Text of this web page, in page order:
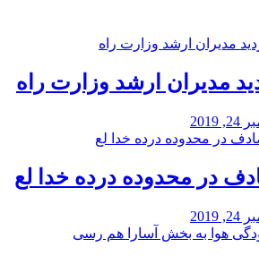
مدیران ارشد وزارت راه
در محدوده درده خدا لع